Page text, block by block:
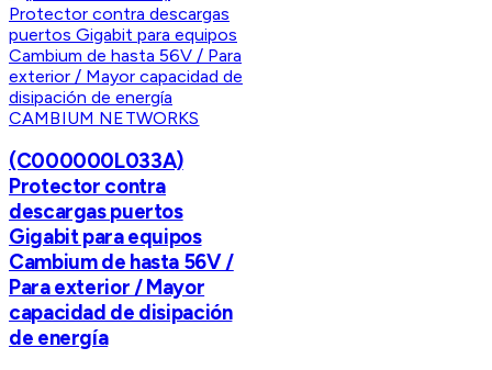
CAMBIUM NETWORKS
(C000000L033A)
Protector contra
descargas puertos
Gigabit para equipos
Cambium de hasta 56V /
Para exterior / Mayor
capacidad de disipación
de energía